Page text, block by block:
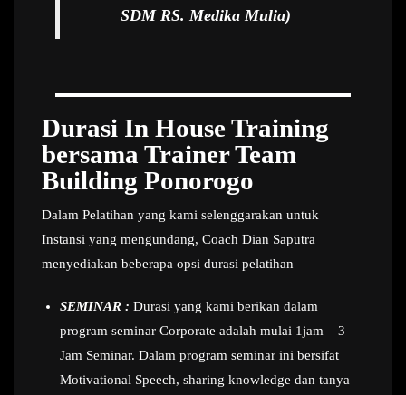
SDM RS. Medika Mulia)
Durasi In House Training
bersama Trainer Team
Building Ponorogo
Dalam Pelatihan yang kami selenggarakan untuk
Instansi yang mengundang, Coach Dian Saputra
menyediakan beberapa opsi durasi pelatihan
SEMINAR : Durasi yang kami berikan dalam
program seminar Corporate adalah mulai 1jam – 3
Jam Seminar. Dalam program seminar ini bersifat
Motivational Speech, sharing knowledge dan tanya